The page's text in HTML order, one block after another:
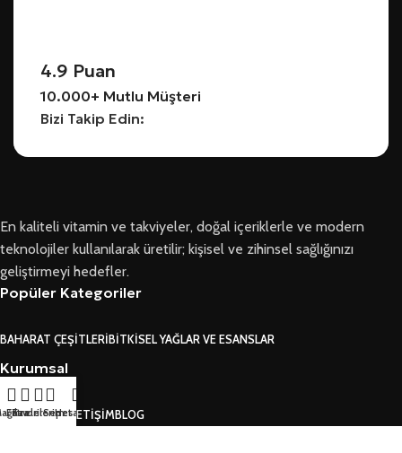
4.9 Puan
10.000+ Mutlu Müşteri
Bizi Takip Edin:
En kaliteli vitamin ve takviyeler, doğal içeriklerle ve modern
teknolojiler kullanılarak üretilir; kişisel ve zihinsel sağlığınızı
geliştirmeyi hedefler.
Popüler Kategoriler
BAHARAT ÇEŞITLERIBITKISEL YAĞLAR VE ESANSLAR
Kurumsal
HAKKIMIZDAİLETIŞIMBLOG
Filtreler
Favorilerim
Sepet
Hesabım